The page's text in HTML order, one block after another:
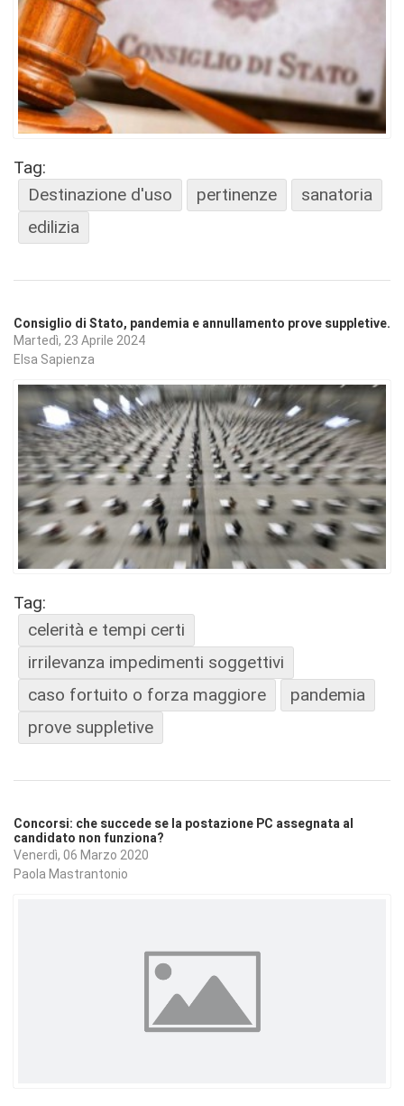
Tag:
Destinazione d'uso
pertinenze
sanatoria
edilizia
Consiglio di Stato, pandemia e annullamento prove suppletive.
Martedì, 23 Aprile 2024
Elsa Sapienza
Tag:
celerità e tempi certi
irrilevanza impedimenti soggettivi
caso fortuito o forza maggiore
pandemia
prove suppletive
Concorsi: che succede se la postazione PC assegnata al
candidato non funziona?
Venerdì, 06 Marzo 2020
Paola Mastrantonio